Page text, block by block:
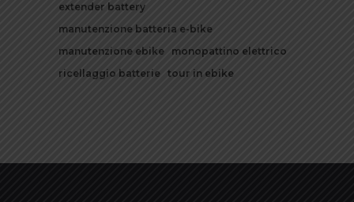
extender battery
manutenzione batteria e-bike
manutenzione ebike
monopattino elettrico
ricellaggio batterie tour in ebike